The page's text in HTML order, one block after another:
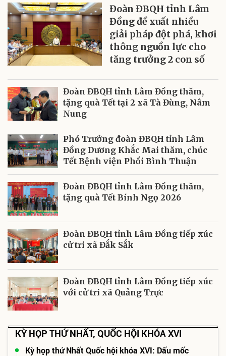
Đoàn ĐBQH tỉnh Lâm
Đồng đề xuất nhiều
giải pháp đột phá, khơi
thông nguồn lực cho
tăng trưởng 2 con số
Đoàn ĐBQH tỉnh Lâm Đồng thăm,
tặng quà Tết tại 2 xã Tà Đùng, Nâm
Nung
Phó Trưởng đoàn ĐBQH tỉnh Lâm
Đồng Dương Khắc Mai thăm, chúc
Tết Bệnh viện Phổi Bình Thuận
Đoàn ĐBQH tỉnh Lâm Đồng thăm,
tặng quà Tết Bính Ngọ 2026
Đoàn ĐBQH tỉnh Lâm Đồng tiếp xúc
cử tri xã Đắk Sắk
Đoàn ĐBQH tỉnh Lâm Đồng tiếp xúc
với cử tri xã Quảng Trực
KỲ HỌP THỨ NHẤT, QUỐC HỘI KHÓA XVI
Kỳ họp thứ Nhất Quốc hội khóa XVI: Dấu mốc